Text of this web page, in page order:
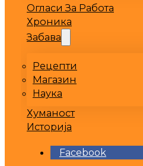
Огласи За Работа
Хроника
Забава
Рецепти
Магазин
Наука
Хуманост
Историја
Facebook